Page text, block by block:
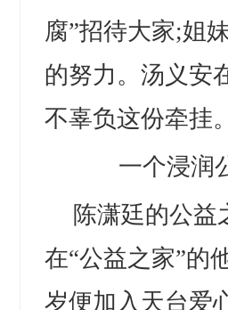
腐”招待大家;姐
的努力。汤义安
不辜负这份牵挂。
一个浸润
陈潇廷的公益
在“公益之家”的
岁便加入天台爱